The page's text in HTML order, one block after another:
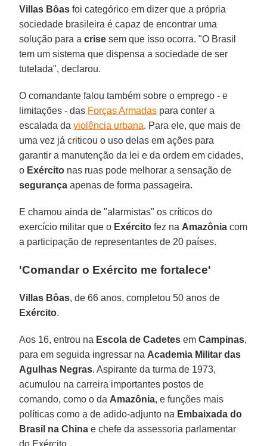
Villas Bôas foi categórico em dizer que a própria
sociedade brasileira é capaz de encontrar uma
solução para a crise sem que isso ocorra. "O Brasil
tem um sistema que dispensa a sociedade de ser
tutelada", declarou.
O comandante falou também sobre o emprego - e
limitações - das Forças Armadas para conter a
escalada daviolência urbana. Para ele, que mais de
uma vez já criticou o uso delas em ações para
garantir a manutenção da lei e da ordem em cidades,
o Exército nas ruas pode melhorar a sensação de
segurança apenas de forma passageira.
E chamou ainda de "alarmistas" os críticos do
exercício militar que o Exército fez na Amazônia com
a participação de representantes de 20 países.
'Comandar o Exército me fortalece'
Villas Bôas, de 66 anos, completou 50 anos de
Exército.
Aos 16, entrou na Escola de Cadetes em Campinas,
para em seguida ingressar na Academia Militar das
Agulhas Negras. Aspirante da turma de 1973,
acumulou na carreira importantes postos de
comando, como o da Amazônia, e funções mais
políticas como a de adido-adjunto na Embaixada do
Brasil na China e chefe da assessoria parlamentar
do Exército.